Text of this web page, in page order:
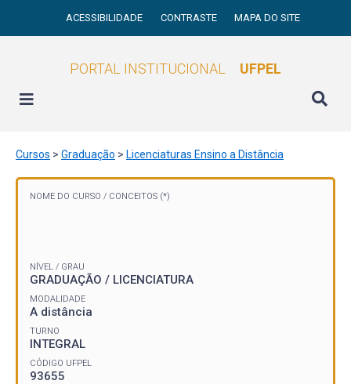
ACESSIBILIDADE CONTRASTE MAPA DO SITE
PORTAL INSTITUCIONAL UFPEL
Cursos > Graduação > Licenciaturas Ensino a Distância
NOME DO CURSO / CONCEITOS (*)
NÍVEL / GRAU
GRADUAÇÃO / LICENCIATURA
MODALIDADE
A distância
TURNO
INTEGRAL
CÓDIGO UFPEL
93655